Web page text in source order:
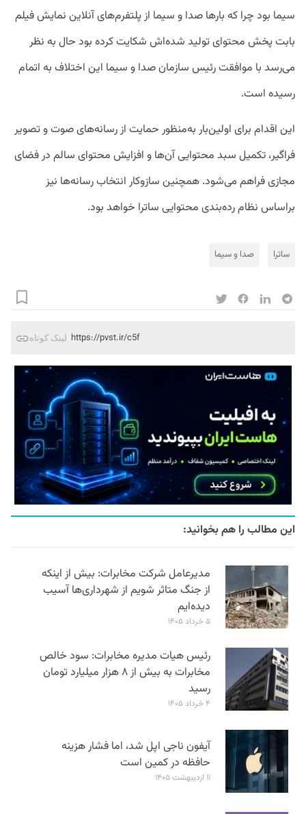
سیما بود چرا که بارها صدا و سیما از پلتفرم‌های آنلاین نمایش فیلم
بابت پخش محتوای تولید شده‌اش شکایت کرده بود حال به نظر
می‌رسد با موافقت رئیس سازمان صدا و سیما این اختلاف به اتمام
رسیده است.
این اقدام برای اولین‌بار به‌منظور حمایت از رسانه‌های صوت و تصویر
فراگیر، تکمیل سبد محتوایی آن‌ها و افزایش محتوای سالم در فضای
مجازی فراهم می‌شود. همچنین سازوکار انتخاب رسانه‌ها نیز
براساس نظام رده‌بندی محتوایی ساترا خواهد بود.
ساترا صدا و سیما
لینک کوتاه https://pvst.ir/c5f
این مطالب را هم بخوانید:
مدیرعامل شرکت مخابرات: بیش از اینکه
از جنگ متاثر شویم از شهرداری‌ها آسیب
دیده‌ایم
۵ خرداد ۱۴۰۵
رئیس هیات مدیره مخابرات: سود خالص
مخابرات به بیش از ۸ هزار میلیارد تومان
رسید
۴ خرداد ۱۴۰۵
آیفون ناجی اپل شد، اما فشار هزینه
حافظه در کمین است
۱۱ اردیبهشت ۱۴۰۵